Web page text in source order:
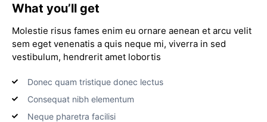
What you’ll get
Molestie risus fames enim eu ornare aenean et arcu velit
sem eget venenatis a quis neque mi, viverra in sed
vestibulum, hendrerit amet lobortis
Donec quam tristique donec lectus
Consequat nibh elementum
Neque pharetra facilisi